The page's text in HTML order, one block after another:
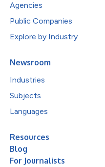
Agencies
Public Companies
Explore by Industry
Newsroom
Industries
Subjects
Languages
Resources
Blog
For Journalists